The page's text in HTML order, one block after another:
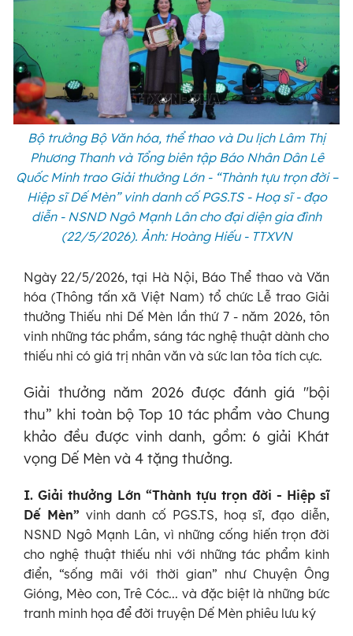
Bộ trưởng Bộ Văn hóa, thể thao và Du lịch Lâm Thị
Phương Thanh và Tổng biên tập Báo Nhân Dân Lê
Quốc Minh trao Giải thưởng Lớn - “Thành tựu trọn đời –
Hiệp sĩ Dế Mèn” vinh danh cố PGS.TS - Hoạ sĩ - đạo
diễn - NSND Ngô Mạnh Lân cho đại diện gia đình
(22/5/2026). Ảnh: Hoàng Hiếu - TTXVN
Ngày 22/5/2026, tại Hà Nội, Báo Thể thao và Văn
hóa (Thông tấn xã Việt Nam) tổ chức Lễ trao Giải
thưởng Thiếu nhi Dế Mèn lần thứ 7 - năm 2026, tôn
vinh những tác phẩm, sáng tác nghệ thuật dành cho
thiếu nhi có giá trị nhân văn và sức lan tỏa tích cực.
Giải thưởng năm 2026 được đánh giá "bội
thu” khi toàn bộ Top 10 tác phẩm vào Chung
khảo đều được vinh danh, gồm: 6 giải Khát
vọng Dế Mèn và 4 tặng thưởng.
I. Giải thưởng Lớn “Thành tựu trọn đời - Hiệp sĩ
Dế Mèn” vinh danh cố PGS.TS, hoạ sĩ, đạo diễn,
NSND Ngô Mạnh Lân, vì những cống hiến trọn đời
cho nghệ thuật thiếu nhi với những tác phẩm kinh
điển, “sống mãi với thời gian” như Chuyện Ông
Gióng, Mèo con, Trê Cóc... và đặc biệt là những bức
tranh minh họa để đời truyện Dế Mèn phiêu lưu ký